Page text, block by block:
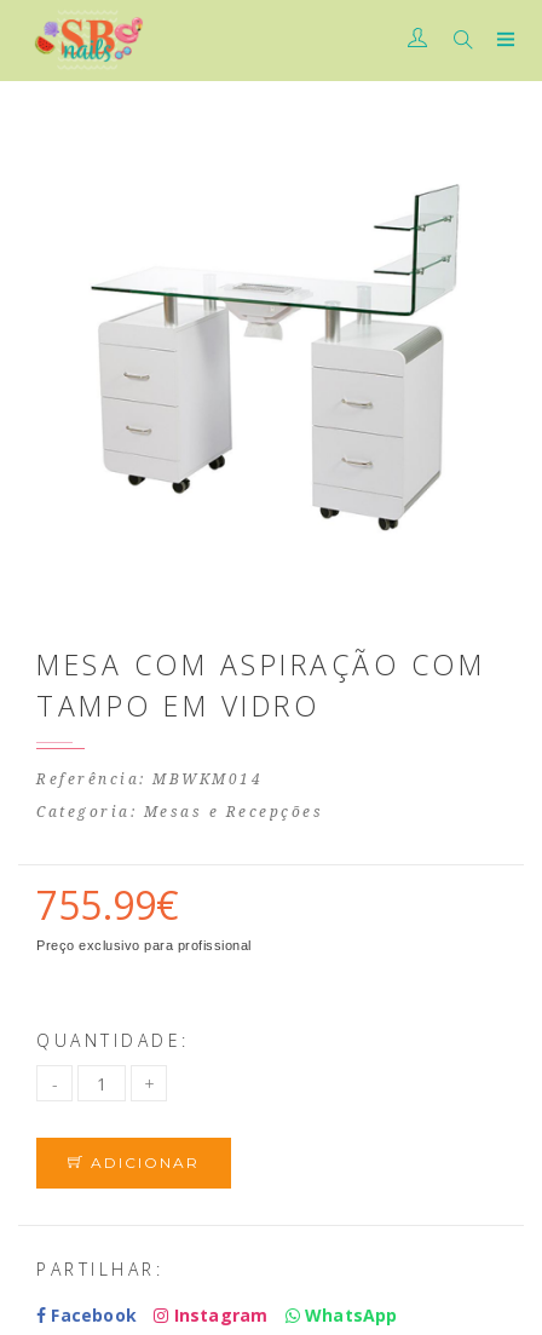
MESA COM ASPIRAÇÃO COM
TAMPO EM VIDRO
Referência: MBWKM014
Categoria: Mesas e Recepções
755.99€
Preço exclusivo para profissional
QUANTIDADE:
ADICIONAR
PARTILHAR:
Facebook
Instagram WhatsApp